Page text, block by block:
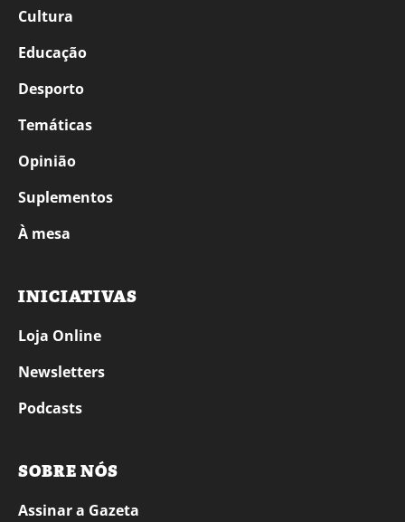
Cultura
Educação
Desporto
Temáticas
Opinião
Suplementos
À mesa
INICIATIVAS
Loja Online
Newsletters
Podcasts
SOBRE NÓS
Assinar a Gazeta